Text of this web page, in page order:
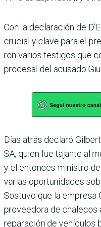
Con la declaración de
crucial y clave para el
ron varios testigos que
procesal del acusado
Días atrás declaró
SA, quien fue tajante al
y el entonces ministro
varias oportunidades
Sos­tuvo que la empresa
proveedora de chalecos
reparación de vehículos